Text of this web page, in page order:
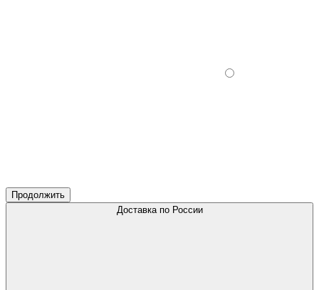
Продолжить
Доставка по России